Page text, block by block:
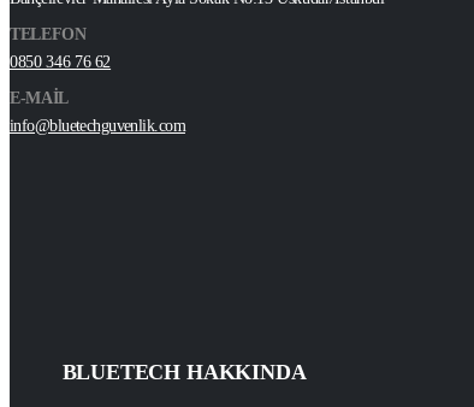
TELEFON
0850 346 76 62
E-MAİL
info@bluetechguvenlik.com
BLUETECH HAKKINDA